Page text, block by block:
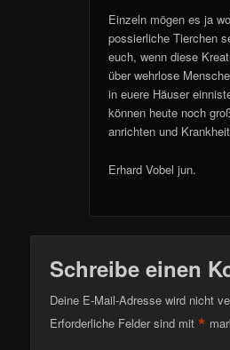
Einzeln mögen es ja
possierliche Tierchen
euch, wenn diese
über wehrlose
in euere Häuser
können heute noch
anrichten und
Erhard Vobel jun.
Schreibe einen
Deine E-Mail-Adresse wird nicht
Erforderliche Felder sind mit*